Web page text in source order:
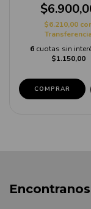
$6.210,00
6 cuotas sin
$1.150,00